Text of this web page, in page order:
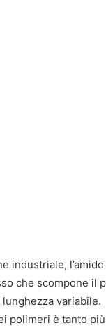
industriale,
che scompone il
variabile.
polimeri è tanto